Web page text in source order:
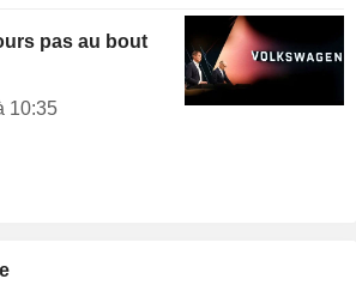
pas au bout
10:35